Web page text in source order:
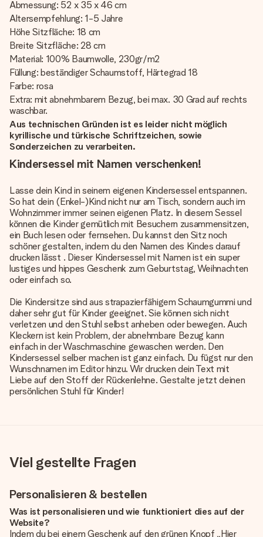
Abmessung: 52 x 35 x 46 cm
Altersempfehlung: 1-5 Jahre
Höhe Sitzfläche: 18 cm
Breite Sitzfläche: 28 cm
Material: 100% Baumwolle, 230gr/m2
Füllung: beständiger Schaumstoff, Härtegrad 18
Farbe: rosa
Extra: mit abnehmbarem Bezug, bei max. 30 Grad auf rechts
waschbar.
Aus technischen Gründen ist es leider nicht möglich
kyrillische und türkische Schriftzeichen, sowie
Sonderzeichen zu verarbeiten.
Kindersessel mit Namen verschenken!
Lasse dein Kind in seinem eigenen Kindersessel entspannen.
So hat dein (Enkel-)Kind nicht nur am Tisch, sondern auch im
Wohnzimmer immer seinen eigenen Platz. In diesem Sessel
können die Kinder gemütlich mit Besuchern zusammensitzen,
ein Buch lesen oder fernsehen. Du kannst den Sitz noch
schöner gestalten, indem du den Namen des Kindes darauf
drucken lässt . Dieser Kindersessel mit Namen ist ein super
lustiges und hippes Geschenk zum Geburtstag, Weihnachten
oder einfach so.
Die Kindersitze sind aus strapazierfähigem Schaumgummi und
daher sehr gut für Kinder geeignet. Sie können sich nicht
verletzen und den Stuhl selbst anheben oder bewegen. Auch
Kleckern ist kein Problem, der abnehmbare Bezug kann
einfach in der Waschmaschine gewaschen werden. Den
Kindersessel selber machen ist ganz einfach. Du fügst nur den
Wunschnamen im Editor hinzu. Wir drucken dein Text mit
Liebe auf den Stoff der Rückenlehne. Gestalte jetzt deinen
persönlichen Stuhl für Kinder!
Viel gestellte Fragen
Personalisieren & bestellen
Was ist personalisieren und wie funktioniert dies auf der
Website?
Indem du bei einem Geschenk auf den grünen Knopf „Hier